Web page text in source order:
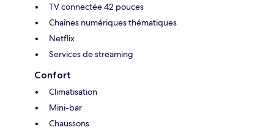
TV connectée 42 pouces
Chaînes numériques thématiques
Netflix
Services de streaming
Confort
Climatisation
Mini-bar
Chaussons